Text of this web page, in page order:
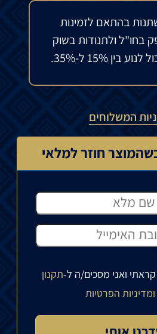
בהתאם לזמינות
בחו"ל ולתנודות בשוק
15% ל-35%.
המשלוחים
חוזר למלאי
ואני מסכים/ה ל-תקנון
הפרטיות